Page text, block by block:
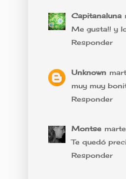
Capitanaluna
Me gusta!! y
Responder
Unknown
muy muy
Responder
Montse
Te quedó
Responder